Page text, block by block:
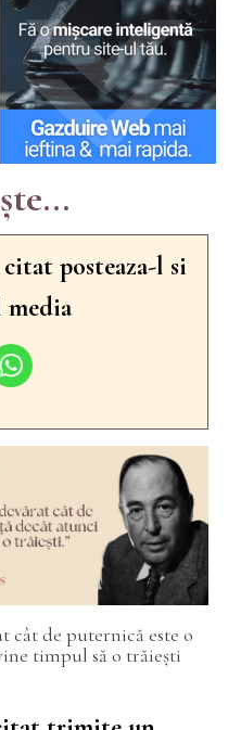
posteaza-l si
media
cât de puternică este o
timpul să o trăiești